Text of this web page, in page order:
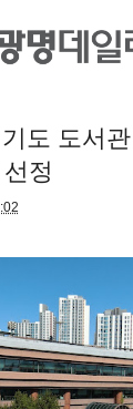
도 도서
정